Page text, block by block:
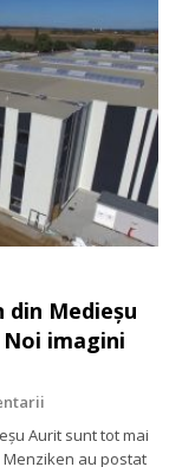
din Medieşu
imagini
Aurit sunt tot mai
au postat